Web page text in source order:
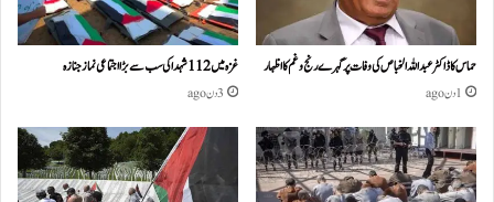
حماس کا ڈاکٹر عبداللہ الخباص کی وفات پر گہرے رنج وغم کااظہار
1 دن ago
غزہ میں 112 شہدا کی سب سے بڑا اجتماعی نماز جنازہ
3 دن ago